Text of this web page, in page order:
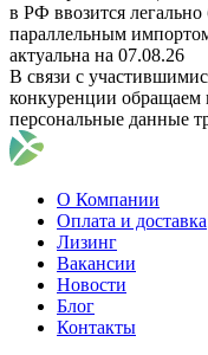
в РФ ввозится легально
параллельным
актуальна на 07.08.26
В связи с
конкуренции
персональные данные
О Компании
Оплата и доставка
Лизинг
Вакансии
Новости
Блог
Контакты